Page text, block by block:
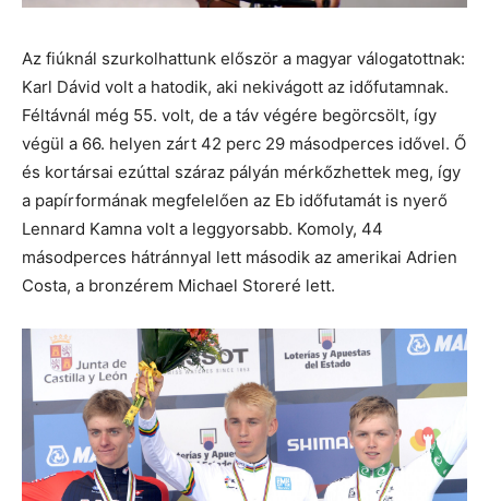
Az fiúknál szurkolhattunk először a magyar válogatottnak:
Karl Dávid volt a hatodik, aki nekivágott az időfutamnak.
Féltávnál még 55. volt, de a táv végére begörcsölt, így
végül a 66. helyen zárt 42 perc 29 másodperces idővel. Ő
és kortársai ezúttal száraz pályán mérkőzhettek meg, így
a papírformának megfelelően az Eb időfutamát is nyerő
Lennard Kamna volt a leggyorsabb. Komoly, 44
másodperces hátránnyal lett második az amerikai Adrien
Costa, a bronzérem Michael Storeré lett.